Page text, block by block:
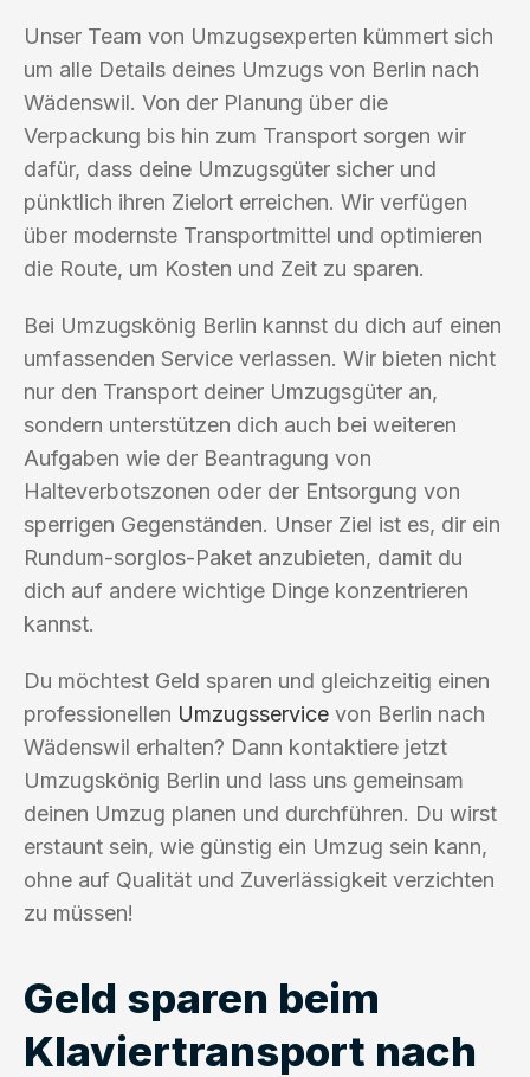
Unser Team von Umzugsexperten kümmert sich
um alle Details deines Umzugs von Berlin nach
Wädenswil. Von der Planung über die
Verpackung bis hin zum Transport sorgen wir
dafür, dass deine Umzugsgüter sicher und
pünktlich ihren Zielort erreichen. Wir verfügen
über modernste Transportmittel und optimieren
die Route, um Kosten und Zeit zu sparen.
Bei Umzugskönig Berlin kannst du dich auf einen
umfassenden Service verlassen. Wir bieten nicht
nur den Transport deiner Umzugsgüter an,
sondern unterstützen dich auch bei weiteren
Aufgaben wie der Beantragung von
Halteverbotszonen oder der Entsorgung von
sperrigen Gegenständen. Unser Ziel ist es, dir ein
Rundum-sorglos-Paket anzubieten, damit du
dich auf andere wichtige Dinge konzentrieren
kannst.
Du möchtest Geld sparen und gleichzeitig einen
professionellen Umzugsservice von Berlin nach
Wädenswil erhalten? Dann kontaktiere jetzt
Umzugskönig Berlin und lass uns gemeinsam
deinen Umzug planen und durchführen. Du wirst
erstaunt sein, wie günstig ein Umzug sein kann,
ohne auf Qualität und Zuverlässigkeit verzichten
zu müssen!
Geld sparen beim
Klaviertransport nach